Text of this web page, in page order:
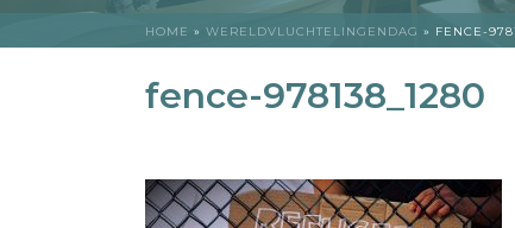
HOME » WERELDVLUCHTELINGENDAG » FENCE-
fence-978138_1280